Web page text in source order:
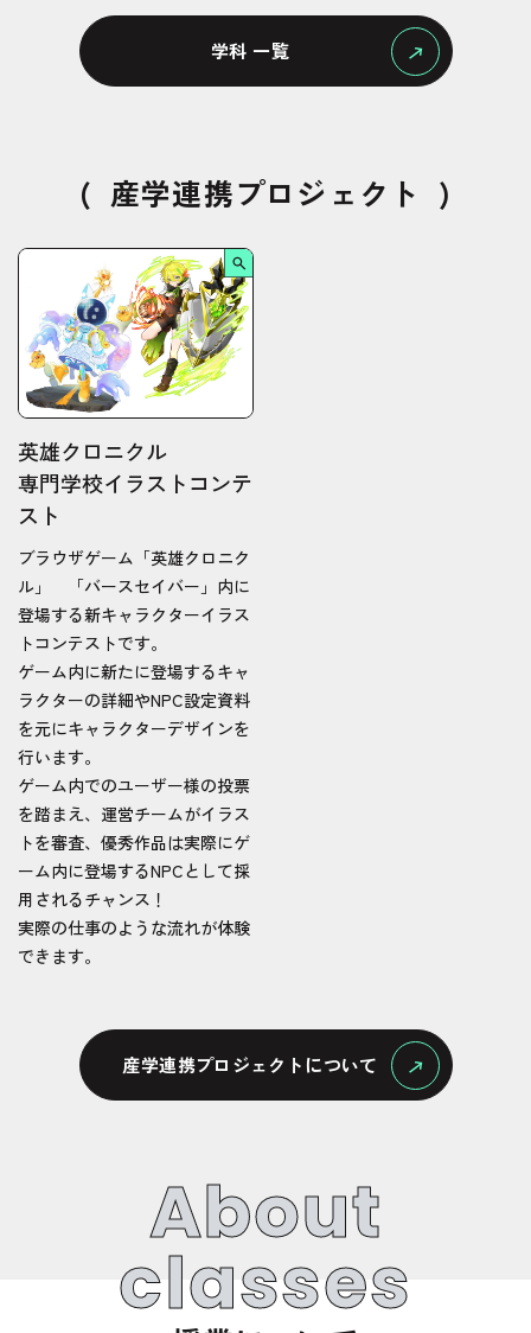
学科 一覧
( 産学連携プロジェクト )
英雄クロニクル
専門学校イラストコンテ
スト
ブラウザゲーム「英雄クロニク
ル」 「バースセイバー」内に
登場する新キャラクターイラス
トコンテストです。
ゲーム内に新たに登場するキャ
ラクターの詳細やNPC設定資料
を元にキャラクターデザインを
行います。
ゲーム内でのユーザー様の投票
を踏まえ、運営チームがイラス
トを審査、優秀作品は実際にゲ
ーム内に登場するNPCとして採
用されるチャンス！
実際の仕事のような流れが体験
できます。
産学連携プロジェクトについて
About
classes